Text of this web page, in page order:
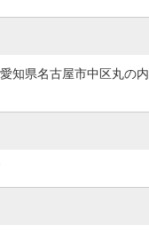
知県名古屋市中区丸の内